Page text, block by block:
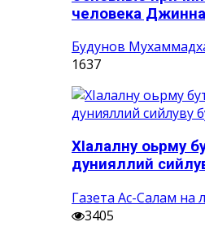
человека
Будунов
1637
ХIалалну оьрму
дунияллий
Газета Ас-Салам на
3405